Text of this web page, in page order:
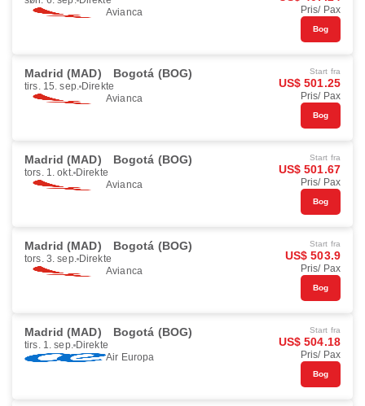
Avianca
Pris/ Pax
Bog
Madrid (MAD) Bogotá (BOG)
tirs. 15. sep. Direkte
Avianca
Start fra
US$ 501.25
Pris/ Pax
Bog
Madrid (MAD) Bogotá (BOG)
tors. 1. okt. Direkte
Avianca
Start fra
US$ 501.67
Pris/ Pax
Bog
Madrid (MAD) Bogotá (BOG)
tors. 3. sep. Direkte
Avianca
Start fra
US$ 503.9
Pris/ Pax
Bog
Madrid (MAD) Bogotá (BOG)
tirs. 1. sep. Direkte
Air Europa
Start fra
US$ 504.18
Pris/ Pax
Bog